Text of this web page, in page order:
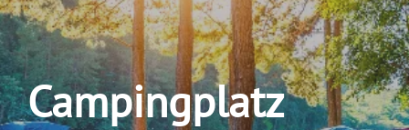
Campingplatz